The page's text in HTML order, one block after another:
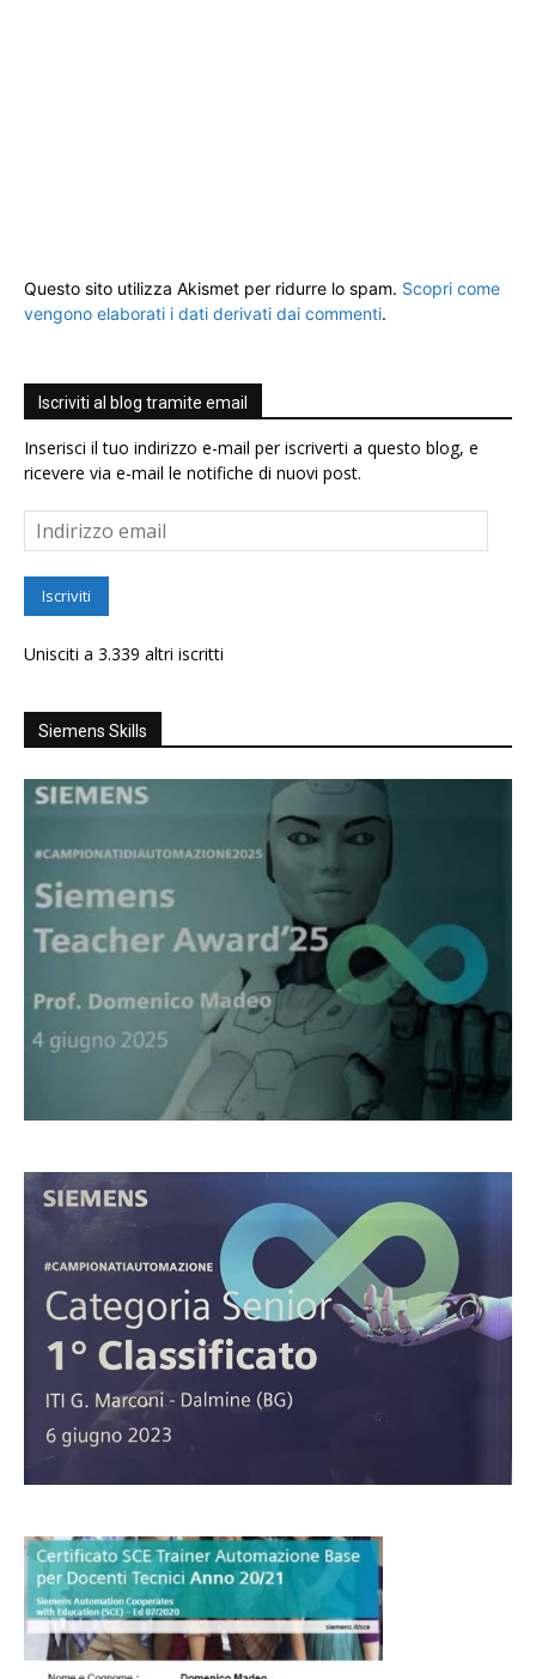
Questo sito utilizza Akismet per ridurre lo spam. Scopri come
vengono elaborati i dati derivati dai commenti.
Iscriviti al blog tramite email
Inserisci il tuo indirizzo e-mail per iscriverti a questo blog, e
ricevere via e-mail le notifiche di nuovi post.
Indirizzo
email
Iscriviti
Unisciti a 3.339 altri iscritti
Siemens Skills